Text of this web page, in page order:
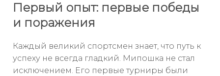
Первый опыт: первые победы
и поражения
Каждый великий спортсмен знает, что путь к
успеху не всегда гладкий. Мипошка не стал
исключением. Его первые турниры были